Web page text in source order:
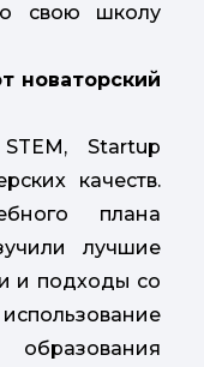
свою школу
новаторский
Startup
качеств.
плана
лучшие
и подходы со